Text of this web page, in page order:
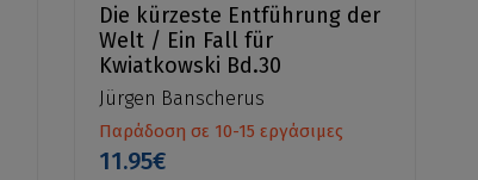
Die kürzeste Entführung der
Welt / Ein Fall für
Kwiatkowski Bd.30
Jürgen Banscherus
Παράδοση σε 10-15 εργάσιμες
11.95€